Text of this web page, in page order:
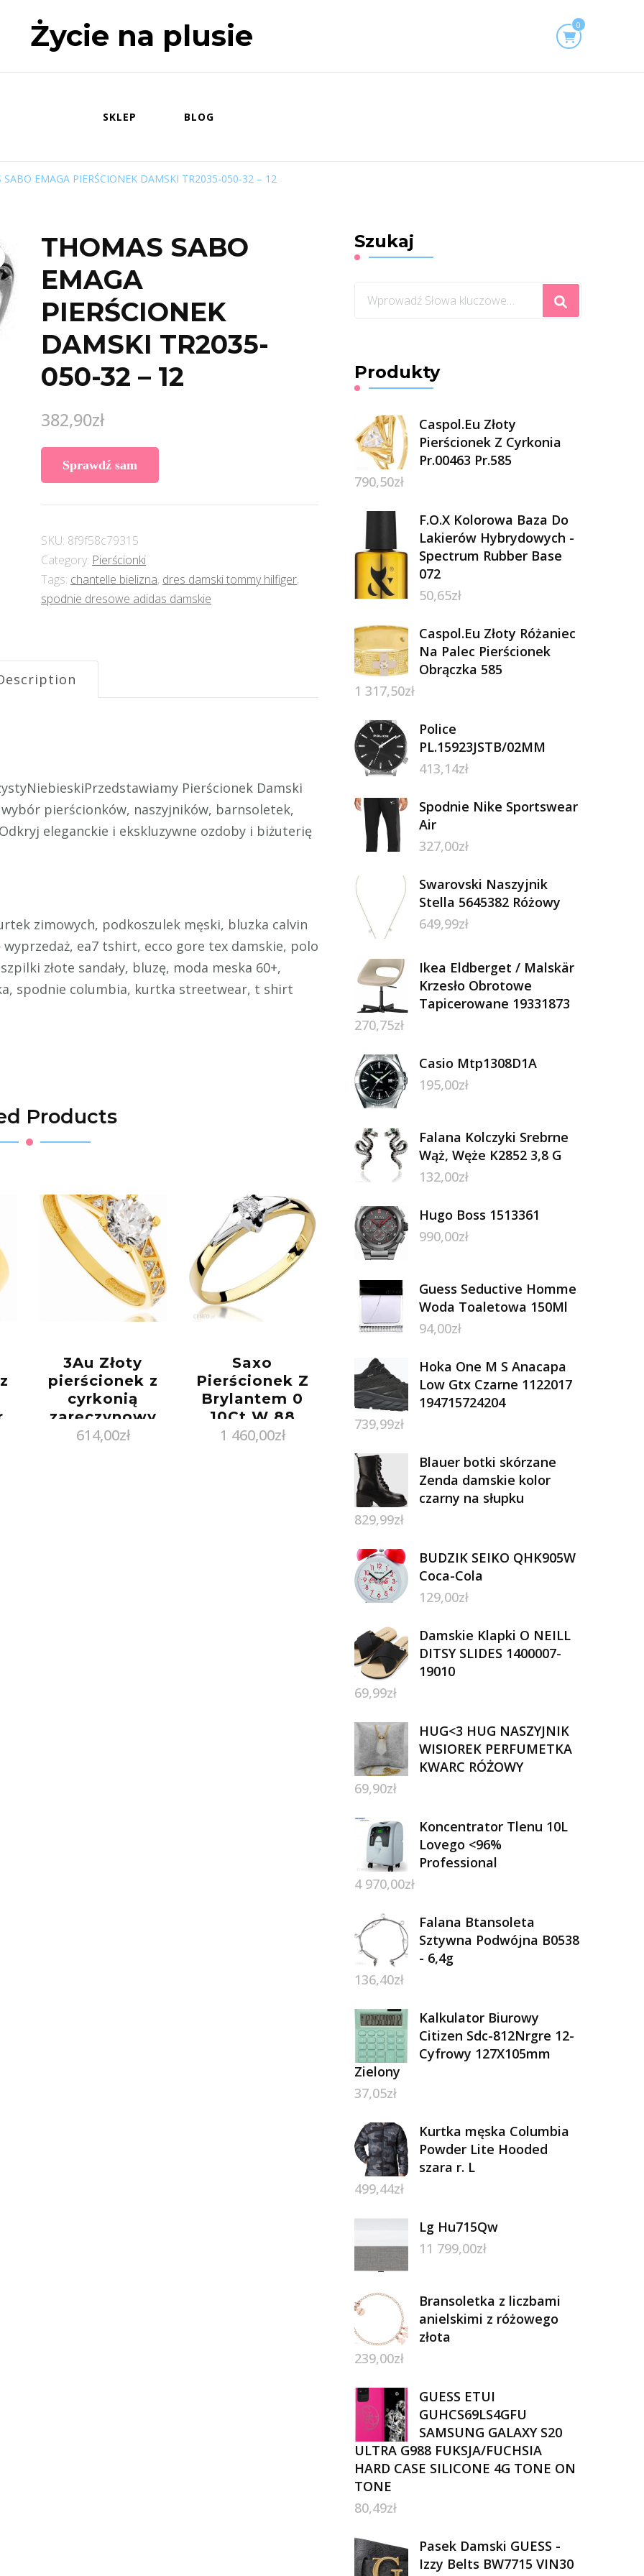
Życie na plusie 0
SKLEP BLOG
SABO EMAGA PIERŚCIONEK DAMSKI TR2035-050-32 – 12
THOMAS SABO
EMAGA
PIERŚCIONEK
DAMSKI TR2035-
050-32 – 12
382,90zł
Sprawdź sam
SKU: 8f9f58c79315
Category: Pierścionki
Tags: chantelle bielizna, dres damski tommy hilfiger,
spodnie dresowe adidas damskie
Pierścionek Damski
pierścionków, naszyjników, barnsoletek,
eleganckie i ekskluzywne ozdoby i biżuterię
zimowych, podkoszulek męski, bluzka calvin
ea7 tshirt, ecco gore tex damskie, polo
złote sandały, bluzę, moda meska 60+,
spodnie columbia, kurtka streetwear, t shirt
Products
3Au Złoty
pierścionek z
cyrkonią
zaręczynowy
Próby 585 gr.
614,00zł
Saxo
Pierścionek Z
Brylantem 0
10Ct W 88
Złoty W88Z010
1 460,00zł
Szukaj
Szukasz
Produkty
Caspol.Eu Złoty
Pierścionek Z Cyrkonia
Pr.00463 Pr.585
790,50zł
F.O.X Kolorowa Baza Do
Lakierów Hybrydowych -
Spectrum Rubber Base
072
50,65zł
Caspol.Eu Złoty Różaniec
Na Palec Pierścionek
Obrączka 585
1 317,50zł
Police
PL.15923JSTB/02MM
413,14zł
Spodnie Nike Sportswear
Air
327,00zł
Swarovski Naszyjnik
Stella 5645382 Różowy
649,99zł
Ikea Eldberget / Malskär
Krzesło Obrotowe
Tapicerowane 19331873
270,75zł
Casio Mtp1308D1A
195,00zł
Falana Kolczyki Srebrne
Wąż, Węże K2852 3,8 G
132,00zł
Hugo Boss 1513361
990,00zł
Guess Seductive Homme
Woda Toaletowa 150Ml
94,00zł
Hoka One M S Anacapa
Low Gtx Czarne 1122017
194715724204
739,99zł
Blauer botki skórzane
Zenda damskie kolor
czarny na słupku
829,99zł
BUDZIK SEIKO QHK905W
Coca-Cola
129,00zł
Damskie Klapki O NEILL
DITSY SLIDES 1400007-
19010
69,99zł
HUG<3 HUG NASZYJNIK
WISIOREK PERFUMETKA
KWARC RÓŻOWY
69,90zł
Koncentrator Tlenu 10L
Lovego <96%
Professional
4 970,00zł
Falana Btansoleta
Sztywna Podwójna B0538
- 6,4g
136,40zł
Kalkulator Biurowy
Citizen Sdc-812Nrgre 12-
Cyfrowy 127X105mm
Zielony
37,05zł
Kurtka męska Columbia
Powder Lite Hooded
szara r. L
499,44zł
Lg Hu715Qw
11 799,00zł
Bransoletka z liczbami
anielskimi z różowego
złota
239,00zł
GUESS ETUI
GUHCS69LS4GFU
SAMSUNG GALAXY S20
ULTRA G988 FUKSJA/FUCHSIA
HARD CASE SILICONE 4G TONE ON
TONE
80,49zł
Pasek Damski GUESS -
Izzy Belts BW7715 VIN30